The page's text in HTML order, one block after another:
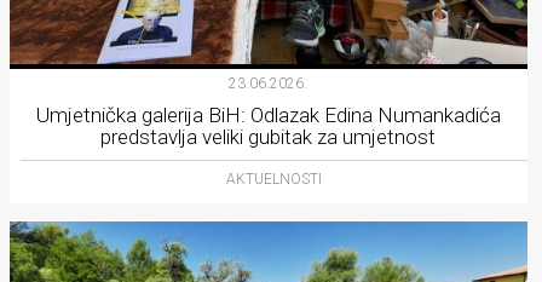
23.06.2026.
Umjetnička galerija BiH: Odlazak Edina Numankadića
predstavlja veliki gubitak za umjetnost
AKTUELNOSTI